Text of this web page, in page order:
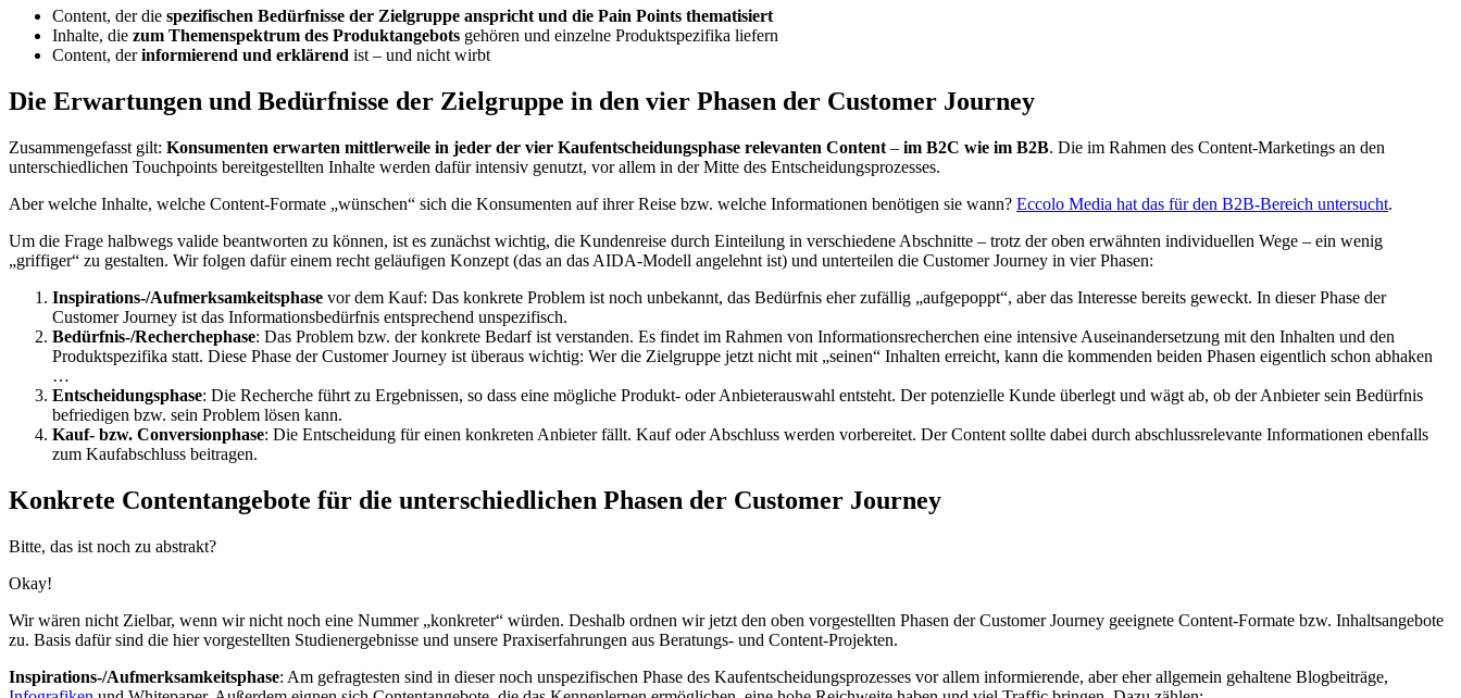
Content, der die spezifischen Bedürfnisse der Zielgruppe anspricht und die Pain Points thematisiert
Inhalte, die zum Themenspektrum des Produktangebots gehören und einzelne Produktspezifika liefern
Content, derinformierend und erklärend ist – und nicht wirbt
Die Erwartungen und Bedürfnisse der Zielgruppe in den vier Phasen der Customer Journey
Zusammengefasst gilt: Konsumenten erwarten mittlerweile in jeder der vier Kaufentscheidungsphase relevanten Content – im B2C wie im B2B. Die im Rahmen des Content-Marketings an den
unterschiedlichen Touchpoints bereitgestellten Inhalte werden dafür intensiv genutzt, vor allem in der Mitte des Entscheidungsprozesses.
Aber welche Inhalte, welche Content-Formate „wünschen“ sich die Konsumenten auf ihrer Reise bzw. welche Informationen benötigen sie wann? Eccolo Media hat das für den B2B-Bereich untersucht.
Um die Frage halbwegs valide beantworten zu können, ist es zunächst wichtig, die Kundenreise durch Einteilung in verschiedene Abschnitte – trotz der oben erwähnten individuellen Wege – ein wenig
„griffiger“ zu gestalten. Wir folgen dafür einem recht geläufigen Konzept (das an das AIDA-Modell angelehnt ist) und unterteilen die Customer Journey in vier Phasen:
Inspirations-/Aufmerksamkeitsphase vor dem Kauf: Das konkrete Problem ist noch unbekannt, das Bedürfnis eher zufällig „aufgepoppt“, aber das Interesse bereits geweckt. In dieser Phase der
Customer Journey ist das Informationsbedürfnis entsprechend unspezifisch.
Bedürfnis-/Recherchephase: Das Problem bzw. der konkrete Bedarf ist verstanden. Es findet im Rahmen von Informationsrecherchen eine intensive Auseinandersetzung mit den Inhalten und den
Produktspezifika statt. Diese Phase der Customer Journey ist überaus wichtig: Wer die Zielgruppe jetzt nicht mit „seinen“ Inhalten erreicht, kann die kommenden beiden Phasen eigentlich schon abhaken
…
Entscheidungsphase: Die Recherche führt zu Ergebnissen, so dass eine mögliche Produkt- oder Anbieterauswahl entsteht. Der potenzielle Kunde überlegt und wägt ab, ob der Anbieter sein Bedürfnis
befriedigen bzw. sein Problem lösen kann.
Kauf- bzw. Conversionphase: Die Entscheidung für einen konkreten Anbieter fällt. Kauf oder Abschluss werden vorbereitet. Der Content sollte dabei durch abschlussrelevante Informationen ebenfalls
zum Kaufabschluss beitragen.
Konkrete Contentangebote für die unterschiedlichen Phasen der Customer Journey
Bitte, das ist noch zu abstrakt?
Okay!
Wir wären nicht Zielbar, wenn wir nicht noch eine Nummer „konkreter“ würden. Deshalb ordnen wir jetzt den oben vorgestellten Phasen der Customer Journey geeignete Content-Formate bzw. Inhaltsangebote
zu. Basis dafür sind die hier vorgestellten Studienergebnisse und unsere Praxiserfahrungen aus Beratungs- und Content-Projekten.
Inspirations-/Aufmerksamkeitsphase: Am gefragtesten sind in dieser noch unspezifischen Phase des Kaufentscheidungsprozesses vor allem informierende, aber eher allgemein gehaltene Blogbeiträge,